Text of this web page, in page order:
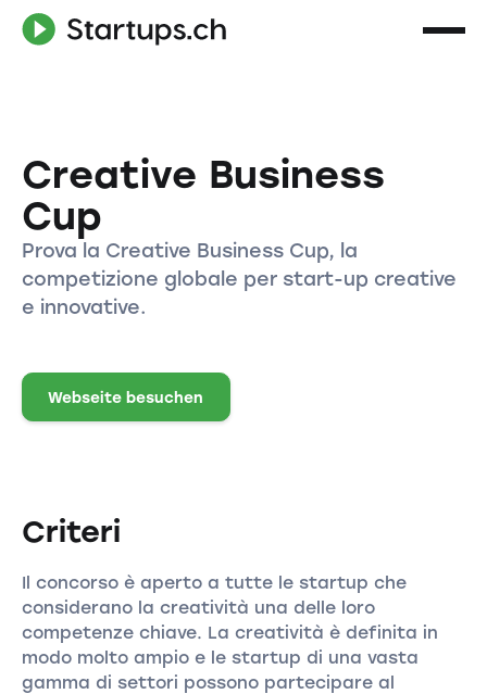
Creative Business
Cup
Prova la Creative Business Cup, la
competizione globale per start-up creative
e innovative.
Webseite besuchen
Criteri
Il concorso è aperto a tutte le startup che
considerano la creatività una delle loro
competenze chiave. La creatività è definita in
modo molto ampio e le startup di una vasta
gamma di settori possono partecipare al